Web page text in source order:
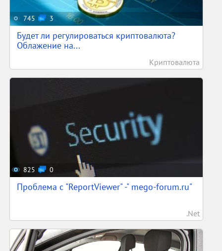
745 3
Будет ли регулироваться криптовалюта?
Облажение на...
Криптовалюта
825 0
Проблема с "ReportViewer" -" mego-forum.ru"
.Net